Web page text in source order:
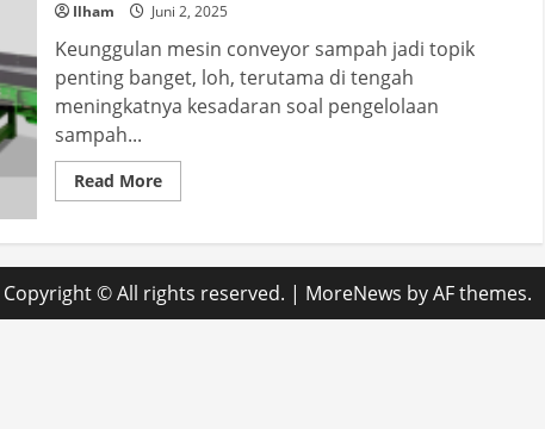
Ilham Juni 2, 2025
Keunggulan mesin conveyor sampah jadi topik
penting banget, loh, terutama di tengah
meningkatnya kesadaran soal pengelolaan
sampah...
Read MoreRead
more
Mesin
Conveyor
Sampah,
Solusi
Efektif
Copyright © All rights reserved. | MoreNews by AF themes.